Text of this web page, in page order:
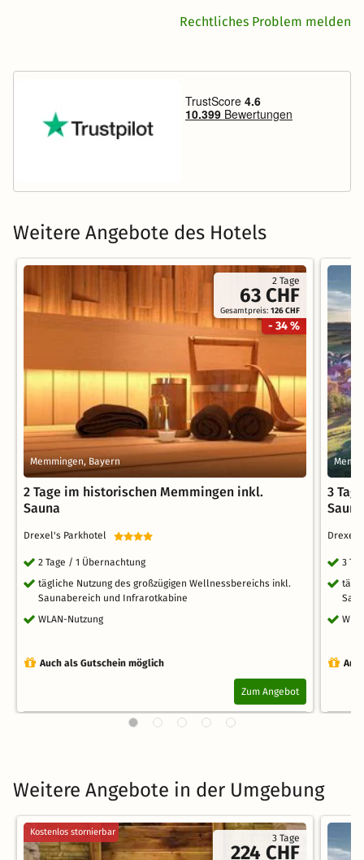
Rechtliches Problem melden
Weitere Angebote des Hotels
2 Tage
63 CHF
Gesamtpreis:126 CHF
- 34 %
Memmingen, Bayern
2 Tage im historischen Memmingen inkl.
Sauna
Drexel's Parkhotel
2 Tage / 1 Übernachtung
tägliche Nutzung des großzügigen Wellnessbereichs inkl.
Saunabereich und Infrarotkabine
WLAN-Nutzung
Auch als Gutschein möglich
Zum Angebot
3
Sauna
3
Weitere Angebote in der Umgebung
3 Tage
224 CHF
Kostenlos stornierbar